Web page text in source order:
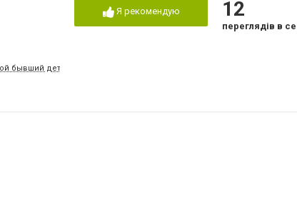
бывший детский садик)
Я рекомендую 12
переглядів в